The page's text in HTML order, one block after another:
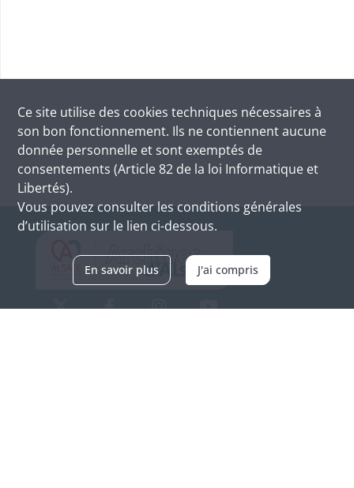
Ce site utilise des cookies techniques nécessaires à
son bon fonctionnement. Ils ne contiennent aucune
donnée personnelle et sont exemptés de
consentements (Article 82 de la loi Informatique et
Libertés).
Vous pouvez consulter les conditions générales
d’utilisation sur le lien ci-dessous.
En savoir plus J'ai compris